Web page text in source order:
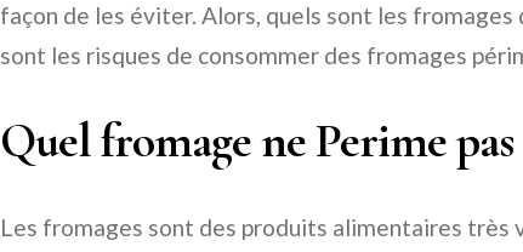
façon de les éviter. Alors, quels sont les fromages
sont les risques de consommer des fromages
Quel fromage ne Perime pas
Les fromages sont des produits alimentaires très